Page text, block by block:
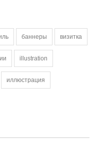
баннеры визитка
illustration
иллюстрация